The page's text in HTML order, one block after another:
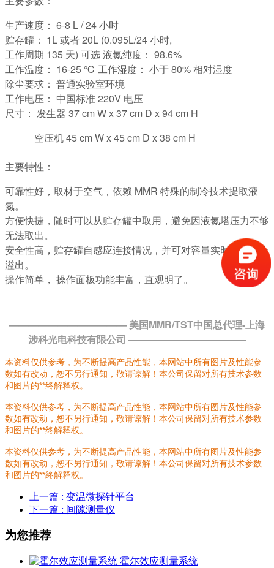
生产速度： 6-8 L / 24 小时
贮存罐： 1L 或者 20L (0.095L/24 小时,
工作周期 135 天) 可选 液氮纯度： 98.6%
工作温度： 16-25 ℃ 工作湿度： 小于 80% 相对湿度
除尘要求： 普通实验室环境
工作电压： 中国标准 220V 电压
尺寸： 发生器 37 cm W x 37 cm D x 94 cm H
空压机 45 cm W x 45 cm D x 38 cm H
主要特性：
可靠性好，取材于空气，依赖 MMR 特殊的制冷技术提取液
氮。
方便快捷，随时可以从贮存罐中取用，避免因液氮塔压力不够
无法取出。
安全性高，贮存罐自感应连接情况，并可对容量实时监控防止
溢出。
操作简单， 操作面板功能丰富，直观明了。
———————————— 美国MMR/TST中国总代理-上海
涉科光电科技有限公司 ————————————
本资料仅供参考，为不断提高产品性能，本网站中所有图片及性能参
数如有改动，恕不另行通知，敬请谅解！本公司保留对所有技术参数
和图片的**终解释权。
本资料仅供参考，为不断提高产品性能，本网站中所有图片及性能参
数如有改动，恕不另行通知，敬请谅解！本公司保留对所有技术参数
和图片的**终解释权。
本资料仅供参考，为不断提高产品性能，本网站中所有图片及性能参
数如有改动，恕不另行通知，敬请谅解！本公司保留对所有技术参数
和图片的**终解释权。
上一篇 : 变温微探针平台
下一篇 : 间隙测量仪
为您推荐
霍尔效应测量系统